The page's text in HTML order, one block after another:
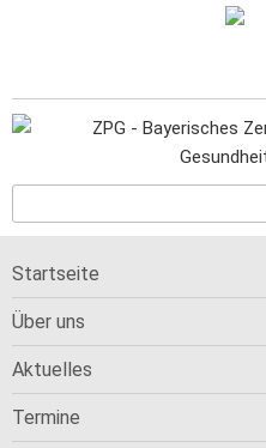
Startseite
Über uns
Aktuelles
Termine